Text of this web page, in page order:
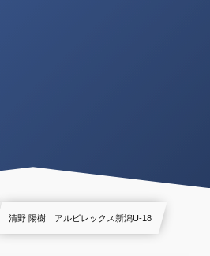
清野 陽樹 アルビレックス新潟U-18